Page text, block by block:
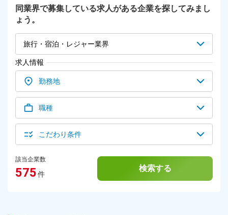
泳の楽しさを伝えていきましょう！ ★レッスン中の様子は
「レッスンのポイント」欄よりご確認ください★
同業界で募集している求人がある企業を探してみまし
ょう。
旅行・宿泊・レジャー業界
求人情報
勤務地
職種
こだわり条件
該当企業数
575件
検索する